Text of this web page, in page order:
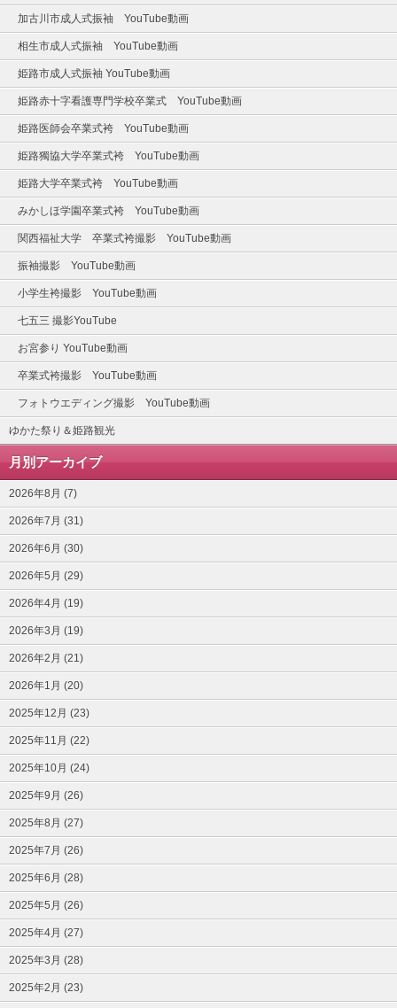
加古川市成人式振袖 YouTube動画
相生市成人式振袖 YouTube動画
姫路市成人式振袖 YouTube動画
姫路赤十字看護専門学校卒業式 YouTube動画
姫路医師会卒業式袴 YouTube動画
姫路獨協大学卒業式袴 YouTube動画
姫路大学卒業式袴 YouTube動画
みかしほ学園卒業式袴 YouTube動画
関西福祉大学 卒業式袴撮影 YouTube動画
振袖撮影 YouTube動画
小学生袴撮影 YouTube動画
七五三 撮影YouTube
お宮参り YouTube動画
卒業式袴撮影 YouTube動画
フォトウエディング撮影 YouTube動画
ゆかた祭り＆姫路観光
月別アーカイブ
2026年8月 (7)
2026年7月 (31)
2026年6月 (30)
2026年5月 (29)
2026年4月 (19)
2026年3月 (19)
2026年2月 (21)
2026年1月 (20)
2025年12月 (23)
2025年11月 (22)
2025年10月 (24)
2025年9月 (26)
2025年8月 (27)
2025年7月 (26)
2025年6月 (28)
2025年5月 (26)
2025年4月 (27)
2025年3月 (28)
2025年2月 (23)